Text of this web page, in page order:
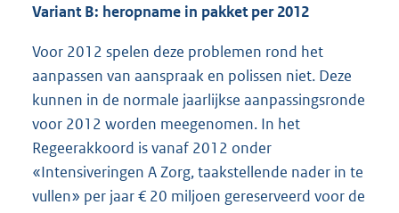
Variant B: heropname in pakket per 2012
Voor 2012 spelen deze problemen rond het
aanpassen van aanspraak en polissen niet. Deze
kunnen in de normale jaarlijkse aanpassingsronde
voor 2012 worden meegenomen. In het
Regeerakkoord is vanaf 2012 onder
«Intensiveringen A Zorg, taakstellende nader in te
vullen» per jaar € 20 miljoen gereserveerd voor de